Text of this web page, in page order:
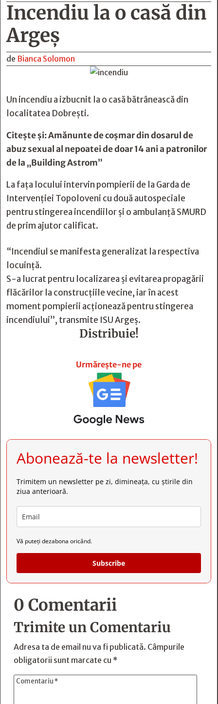
Incendiu la o casă din
Argeș
de Bianca Solomon
Un incendiu a izbucnit la o casă bătrânească din
localitatea Dobrești.
Citește și:Amănunte de coşmar din dosarul de
abuz sexual al nepoatei de doar 14 ani a patronilor
de la „Building Astrom”
La fața locului intervin pompierii de la Garda de
Intervenției Topoloveni cu două autospeciale
pentru stingerea incendiilor și o ambulanță SMURD
de prim ajutor calificat.
“Incendiul se manifesta generalizat la respectiva
locuință.
S-a lucrat pentru localizarea și evitarea propagării
flăcărilor la construcțiile vecine, iar în acest
moment pompierii acționează pentru stingerea
incendiului”, transmite ISU Argeș.
Distribuie!
Urmărește-ne pe
Abonează-te la newsletter!
Trimitem un newsletter pe zi, dimineața, cu știrile din
ziua anterioară.
Vă puteți dezabona oricând.
Subscribe
0 Comentarii
Trimite un Comentariu
Adresa ta de email nu va fi publicată. Câmpurile
obligatorii sunt marcate cu *